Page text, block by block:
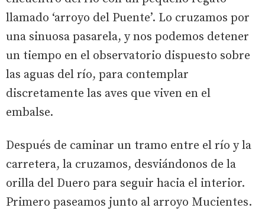
llamado ‘arroyo del Puente’. Lo cruzamos por
una sinuosa pasarela, y nos podemos detener
un tiempo en el observatorio dispuesto sobre
las aguas del río, para contemplar
discretamente las aves que viven en el
embalse.
Después de caminar un tramo entre el río y la
carretera, la cruzamos, desviándonos de la
orilla del Duero para seguir hacia el interior.
Primero paseamos junto al arroyo Mucientes.